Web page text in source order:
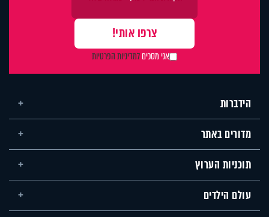
אני מסכיםלמדיניות הפרטיות
הידברות
מדורים באתר
תוכניות הערוץ
עולם הילדים